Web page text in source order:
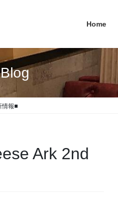
Home
Blog
情報■
Ark 2nd